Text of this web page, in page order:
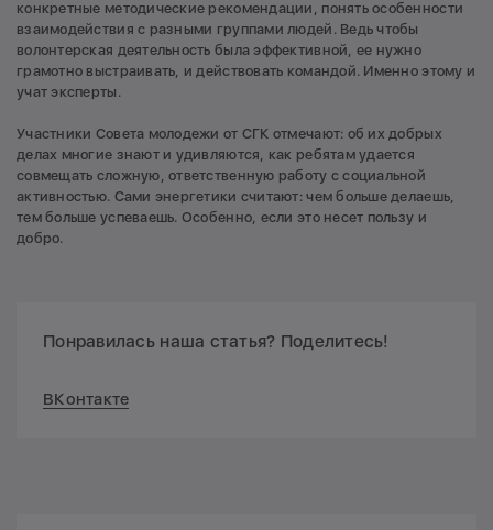
конкретные методические рекомендации, понять особенности
взаимодействия с разными группами людей. Ведь чтобы
волонтерская деятельность была эффективной, ее нужно
грамотно выстраивать, и действовать командой. Именно этому и
учат эксперты.
Участники Совета молодежи от СГК отмечают: об их добрых
делах многие знают и удивляются, как ребятам удается
совмещать сложную, ответственную работу с социальной
активностью. Сами энергетики считают: чем больше делаешь,
тем больше успеваешь. Особенно, если это несет пользу и
добро.
Понравилась наша статья? Поделитесь!
ВКонтакте